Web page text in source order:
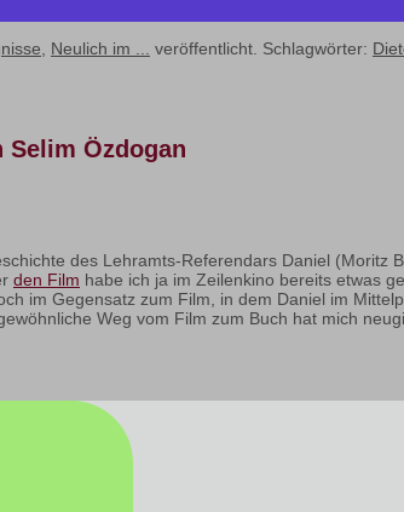
, Neulich im ... veröffentlicht. Schlagwörter:
Özdogan
des Lehramts-Referendars Daniel (Moritz
den Film habe ich ja im Zeilenkino bereits etwas
im Gegensatz zum Film, in dem Daniel im
Weg vom Film zum Buch hat mich